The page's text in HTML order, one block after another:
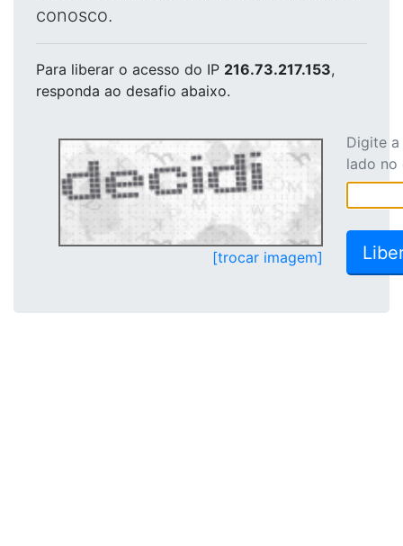
conosco.
Para liberar o acesso do IP 216.73.217.153,
responda ao desafio abaixo.
[trocar imagem]
Digite
lado no